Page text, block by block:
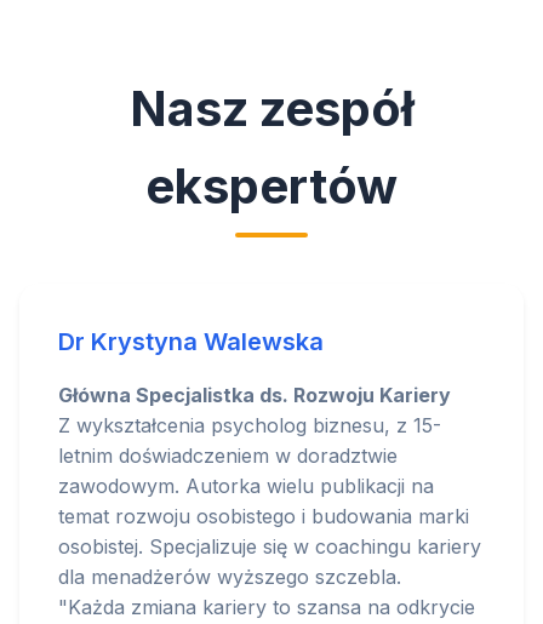
Nasz zespół
ekspertów
Dr Krystyna Walewska
Główna Specjalistka ds. Rozwoju Kariery
Z wykształcenia psycholog biznesu, z 15-
letnim doświadczeniem w doradztwie
zawodowym. Autorka wielu publikacji na
temat rozwoju osobistego i budowania marki
osobistej. Specjalizuje się w coachingu kariery
dla menadżerów wyższego szczebla.
"Każda zmiana kariery to szansa na odkrycie